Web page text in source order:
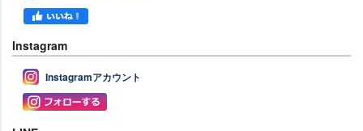
Instagram
Instagramアカウント